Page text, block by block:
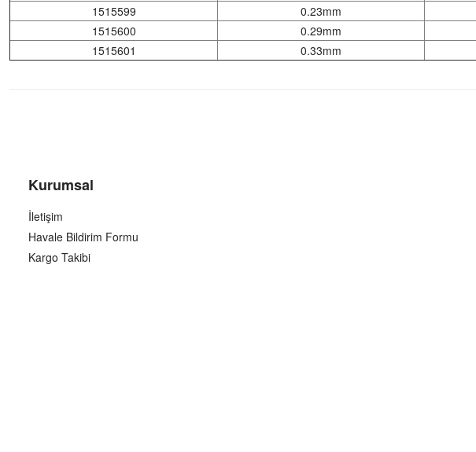
1515599
0.23mm
1515600
0.29mm
1515601
0.33mm
Kurumsal
İletişim
Havale Bildirim Formu
Kargo Takibi